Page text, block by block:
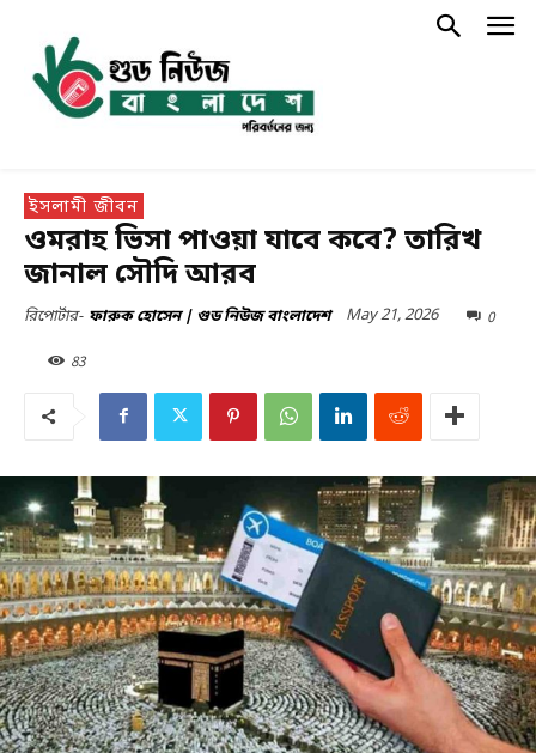
ইসলামী জীবন
ওমরাহ ভিসা পাওয়া যাবে কবে? তারিখ
জানাল সৌদি আরব
রিপোর্টার- ফারুক হোসেন | গুড নিউজ বাংলাদেশ May 21, 2026 0
83